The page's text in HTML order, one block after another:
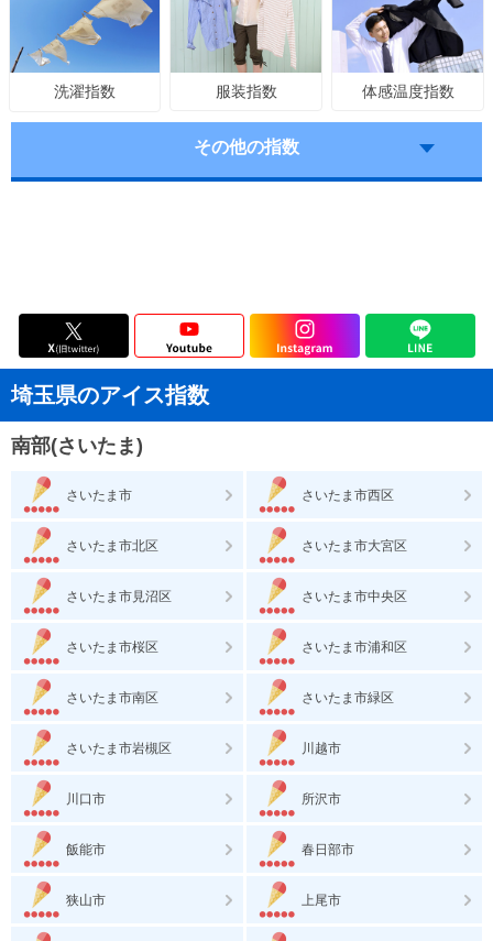
洗濯指数 服装指数 体感温度指数
その他の指数
埼玉県のアイス指数
南部(さいたま)
さいたま市 さいたま市西区
さいたま市北区 さいたま市大宮区
さいたま市見沼区 さいたま市中央区
さいたま市桜区 さいたま市浦和区
さいたま市南区 さいたま市緑区
さいたま市岩槻区 川越市
川口市 所沢市
飯能市 春日部市
狭山市 上尾市